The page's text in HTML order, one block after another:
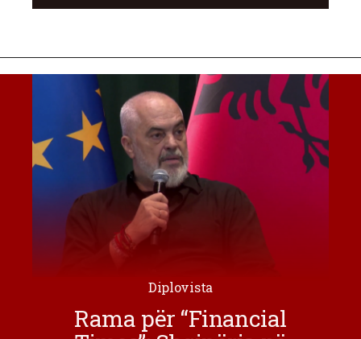
Diplovista
Rama për “Financial